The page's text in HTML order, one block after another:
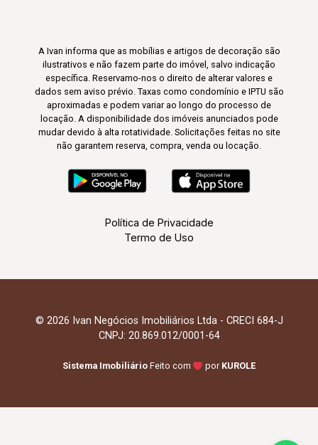
A Ivan informa que as mobílias e artigos de decoração são
ilustrativos e não fazem parte do imóvel, salvo indicação
específica. Reservamo-nos o direito de alterar valores e
dados sem aviso prévio. Taxas como condomínio e IPTU são
aproximadas e podem variar ao longo do processo de
locação. A disponibilidade dos imóveis anunciados pode
mudar devido à alta rotatividade. Solicitações feitas no site
não garantem reserva, compra, venda ou locação.
Política de Privacidade
Termo de Uso
© 2026 Ivan Negócios Imobiliários Ltda - CRECI 684-J
CNPJ: 20.869.012/0001-64
Sistema Imobiliário Feito com por KUROLE